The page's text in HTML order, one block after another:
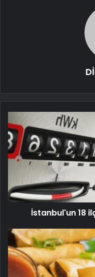
İstanbul'un 18